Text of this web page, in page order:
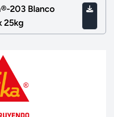
203 Blanco
25kg